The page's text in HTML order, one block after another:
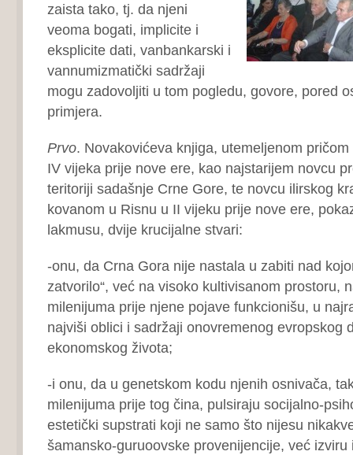
zaista tako, tj. da njeni
veoma bogati, implicite i
eksplicite dati, vanbankarski i
vannumizmatički sadržaji
mogu zadovoljiti u tom pogledu, govore, pored
primjera.
Prvo. Novakovićeva knjiga, utemeljenom
IV vijeka prije nove ere, kao najstarijem novcu
teritoriji sadašnje Crne Gore, te novcu ilirskog
kovanom u Risnu u II vijeku prije nove ere,
lakmusu, dvije krucijalne stvari:
-onu, da Crna Gora nije nastala u zabiti nad
zatvorilo“, već na visoko kultivisanom prostoru,
milenijuma prije njene pojave funkcionišu, u
najviši oblici i sadržaji onovremenog evropskog
ekonomskog života;
-i onu, da u genetskom kodu njenih osnivača,
milenijuma prije tog čina, pulsiraju socijalno-
estetički supstrati koji ne samo što nijesu
šamansko-guruoovske provenijencije, već izviru